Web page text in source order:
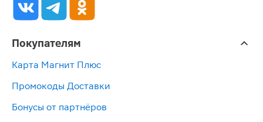
Покупателям
Карта Магнит Плюс
Промокоды Доставки
Бонусы от партнёров